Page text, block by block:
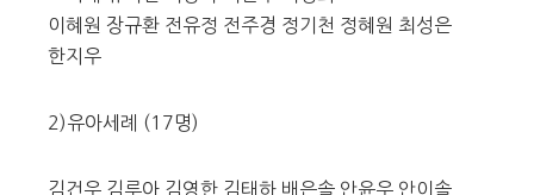
이혜원 장규환 전유정 전주경 정기천 정혜원 최성은
한지우
2)유아세례 (17명)
김건우 김루아 김영한 김태하 배은솔 안윤우 안이솔